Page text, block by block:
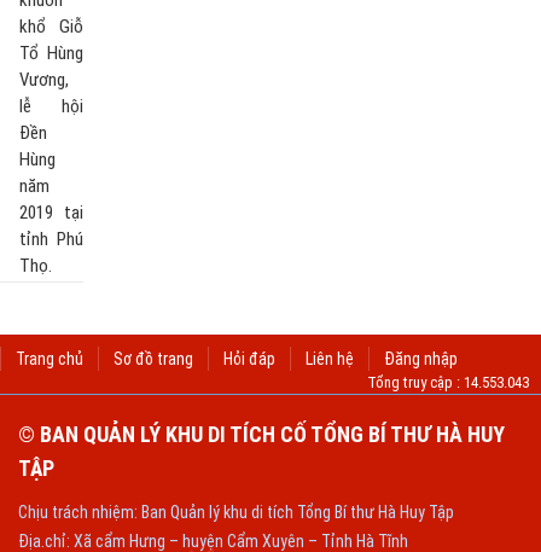
khổ Giỗ
Tổ Hùng
Vương,
lễ hội
Đền
Hùng
năm
2019 tại
tỉnh Phú
Thọ.
Trang chủ Sơ đồ trang Hỏi đáp Liên hệ Đăng nhập
Tổng truy cập : 14.553.043
© BAN QUẢN LÝ KHU DI TÍCH CỐ TỔNG BÍ THƯ HÀ HUY
TẬP
Chịu trách nhiệm: Ban Quản lý khu di tích Tổng Bí thư Hà Huy Tập
Địa.chỉ: Xã cẩm Hưng – huyện Cẩm Xuyên – Tỉnh Hà Tĩnh